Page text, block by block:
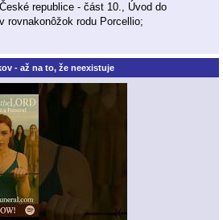
republice - část 10., Úvod do
rovnakonôžok rodu Porcellio;
- až na to, že neexistuje